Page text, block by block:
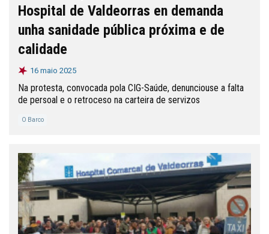
Hospital de Valdeorras en demanda
unha sanidade pública próxima e de
calidade
16 maio 2025
Na protesta, convocada pola CIG-Saúde, denunciouse a falta
de persoal e o retroceso na carteira de servizos
O Barco